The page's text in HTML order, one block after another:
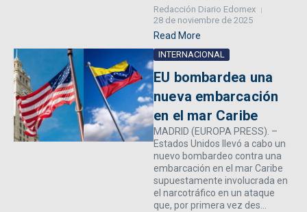
Redacción Diario Edomex
28 de noviembre de 2025
Read More
INTERNACIONAL
EU bombardea una
nueva embarcación
en el mar Caribe
MADRID (EUROPA PRESS). –
Estados Unidos llevó a cabo un
nuevo bombardeo contra una
embarcación en el mar Caribe
supuestamente involucrada en
el narcotráfico en un ataque
que, por primera vez des...